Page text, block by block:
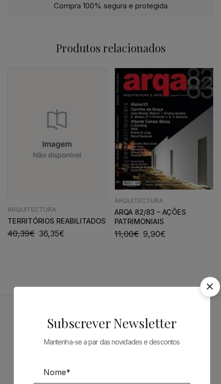
Compra 100% segura e protegida
Produtos relacionados
ARQUITECTURA
TERRITÓRIOS REABILITADOS
40,39€ 36,35€
ARQUITECTURA
ARQA 82/83 – AÇÕES
PATRIMONIAIS
11,00€ 9,90€
Patrocinadores
Subscrever Newsletter
Mantenha-se a par das novidades e descontos